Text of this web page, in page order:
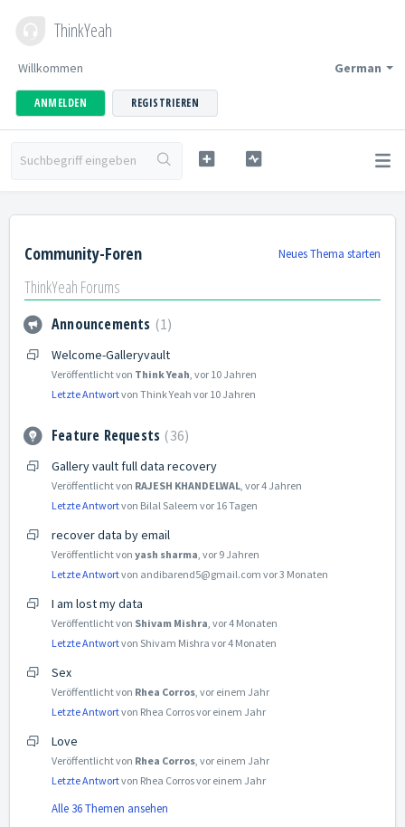
ThinkYeah
German
Willkommen
ANMELDEN REGISTRIEREN
Community-Foren Neues Thema starten
ThinkYeah Forums
Announcements 1
Welcome-Galleryvault
Veröffentlicht von Think Yeah vor 10 Jahren
Letzte Antwortvon Think Yeah vor 10 Jahren
Feature Requests 36
Gallery vault full data recovery
Veröffentlicht von RAJESH KHANDELWAL vor 4 Jahren
Letzte Antwortvon Bilal Saleem vor 16 Tagen
recover data by email
Veröffentlicht von yash sharma vor 9 Jahren
Letzte Antwortvon andibarend5@gmail.com vor 3 Monaten
I am lost my data
Veröffentlicht von Shivam Mishra vor 4 Monaten
Letzte Antwortvon Shivam Mishra vor 4 Monaten
Sex
Veröffentlicht von Rhea Corros vor einem Jahr
Letzte Antwortvon Rhea Corrosvor einem Jahr
Love
Veröffentlicht von Rhea Corros vor einem Jahr
Letzte Antwortvon Rhea Corrosvor einem Jahr
Alle 36 Themen ansehen